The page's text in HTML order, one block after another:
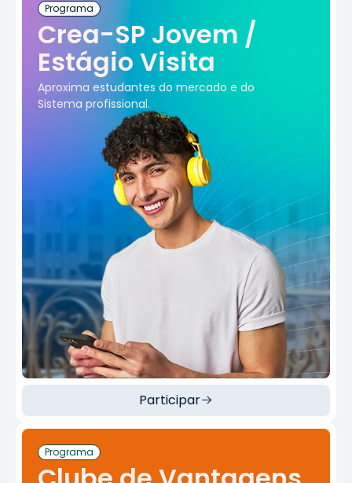
Programa
Crea-SP Jovem /
Estágio Visita
Aproxima estudantes do mercado e do
Sistema profissional.
Participar
Programa